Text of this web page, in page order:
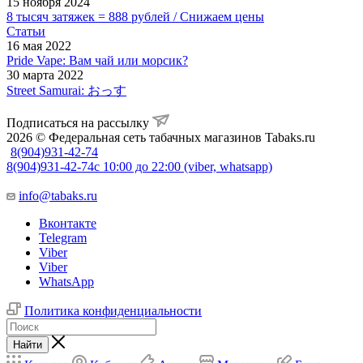
8 тысяч затяжек = 888 рублей / Снижаем цены
Статьи
16 мая 2022
Pride Vape: Вам чай или морсик?
30 марта 2022
Street Samurai: おっす
Подписаться на рассылку
2026 © Федеральная сеть табачных магазинов Tabaks.ru
8(904)931-42-74
8(904)931-42-74с 10:00 до 22:00 (viber, whatsapp)
info@tabaks.ru
Вконтакте
Telegram
Viber
Viber
WhatsApp
Политика конфиденциальности
Найти